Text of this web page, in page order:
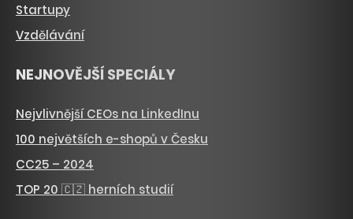
Startupy
Vzdělávání
NEJNOVĚJŠÍ SPECIÁLY
Nejvlivnější CEOs na LinkedInu
100 největších e-shopů v Česku
CC25 – 2024
TOP 20 🇨🇿 herních studií